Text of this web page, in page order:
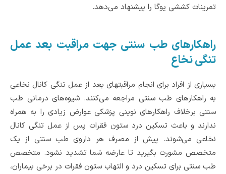
تمرینات کششی یوگا را پیشنهاد می‌دهد.
راهکارهای طب سنتی جهت مراقبت بعد عمل
تنگی نخاع
بسیاری از افراد برای انجام مراقبتهای بعد از عمل تنگی کانال نخاعی
به راهکارهای طب سنتی مراجعه می‌کنند. شیوه‌های درمانی طب
سنتی برخلاف راهکارهای نوینی پزشکی عوارض زیادی را به همراه
ندارند و باعث تسکین درد ستون فقرات پس از عمل تنگی کانال
نخاعی می‌‌شوند. پیش از مصرف هر داروی طب سنتی از یک
متخصص مشورت بگیرید تا عارضه شما تشدید نشود. متخصص
طب سنتی برای تسکین درد و التهاب ستون فقرات در برخی بیماران،